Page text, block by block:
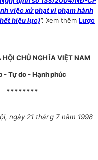
việc xử phạt vi phạm hành
hiệu lực)”. Xem thêm Lược
HỘI CHỦ NGHĨA VIỆT NAM
- Tự do - Hạnh phúc
********
ngày 21 tháng 7 năm 1998